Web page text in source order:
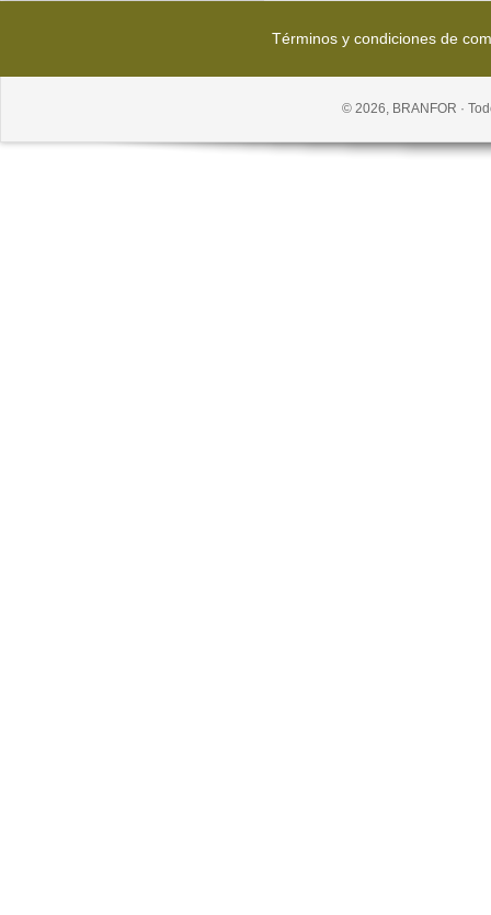
Términos y condiciones de
© 2026, BRANFOR ·